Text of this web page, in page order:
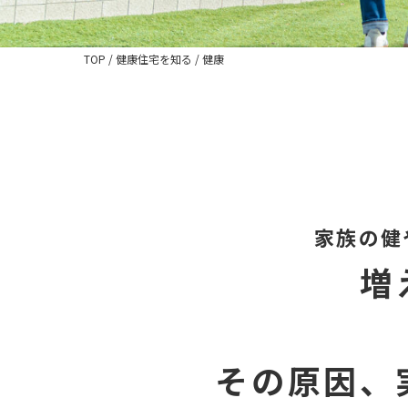
TOP /健康住宅を知る /健康
家族の
増
その原因